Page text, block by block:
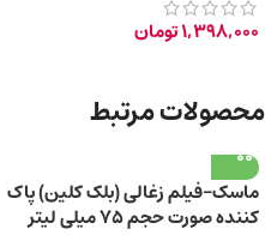
1,398,000تومان
محصولات مرتبط
ماسک-فیلم زغالی (بلک کلین) پاک
کننده صورت حجم ۷۵ میلی لیتر